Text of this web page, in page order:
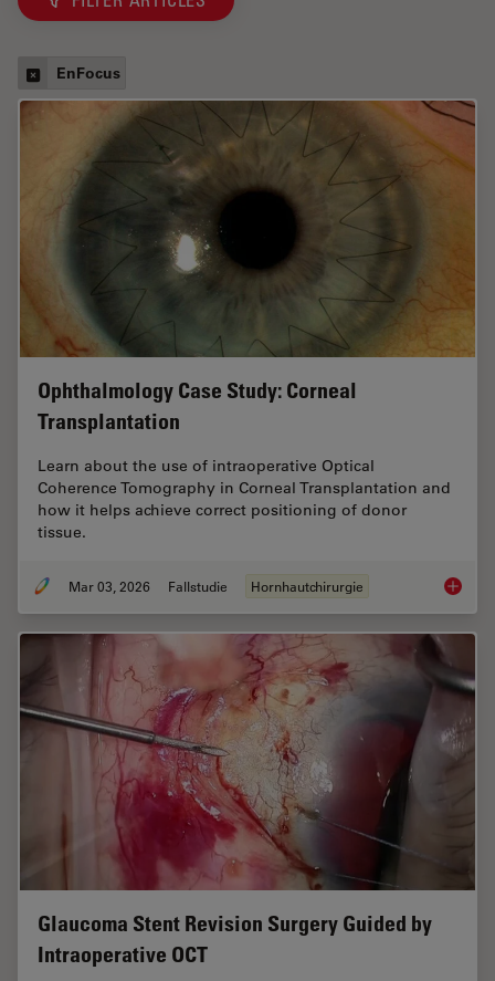
EnFocus
Ophthalmology Case Study: Corneal
Transplantation
Learn about the use of intraoperative Optical
Coherence Tomography in Corneal Transplantation and
how it helps achieve correct positioning of donor
tissue.
Mar 03, 2026 Fallstudie Hornhautchirurgie
Glaucoma Stent Revision Surgery Guided by
Intraoperative OCT